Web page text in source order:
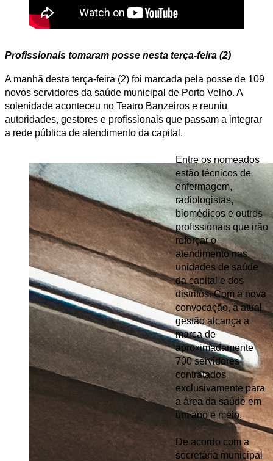
Profissionais tomaram posse nesta terça-feira (2)
A manhã desta terça-feira (2) foi marcada pela posse de 109
novos servidores da saúde municipal de Porto Velho. A
solenidade aconteceu no Teatro Banzeiros e reuniu
autoridades, gestores e profissionais que passam a integrar
a rede pública de atendimento da capital.
Entre os nomeados
estão técnicos de
enfermagem,
radiologistas,
biomédicos e outros
profissionais que irão
reforçar o
atendimento nas
unidades de saúde
da capital e dos
distritos. Com a nova
convocação, a atual
gestão alcança a
marca de
aproximadamente
700 servidores
contratados
exclusivamente para
a área da saúde em
um ano e meio.
De acordo com a
secretária municipal